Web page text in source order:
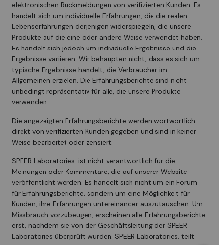
elektronischen Rückmeldungen von verifizierten Kunden. Es
handelt sich um individuelle Erfahrungen, die die realen
Lebenserfahrungen derjenigen widerspiegeln, die unsere
Produkte auf die eine oder andere Weise verwendet haben.
Es handelt sich jedoch um individuelle Ergebnisse und die
Ergebnisse variieren. Wir behaupten nicht, dass es sich um
typische Ergebnisse handelt, die Verbraucher im
Allgemeinen erzielen. Die Erfahrungsberichte sind nicht
unbedingt repräsentativ für alle, die unsere Produkte
verwenden.
Die angezeigten Erfahrungsberichte werden wortwörtlich
direkt von verifizierten Kunden gegeben und sind in keiner
Weise bearbeitet oder zensiert.
SPEER Laboratories. ist nicht verantwortlich für die
Meinungen oder Kommentare, die auf unserer Website
veröffentlicht werden. Es handelt sich nicht um ein Forum
für Erfahrungsberichte, sondern um eine Möglichkeit für
Kunden, ihre Erfahrungen untereinander auszutauschen. Um
Missbrauch vorzubeugen, erscheinen alle Erfahrungsberichte
erst, nachdem sie von der Geschäftsleitung der SPEER
Laboratories überprüft wurden. SPEER Laboratories. teilt